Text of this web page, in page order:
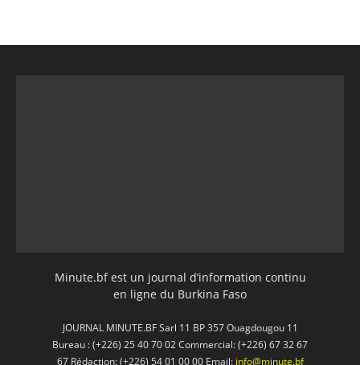
Minute.bf est un journal d’information continu
en ligne du Burkina Faso
JOURNAL MINUTE.BF Sarl 11 BP 357 Ouagdougou 11
Bureau : (+226) 25 40 70 02 Commercial: (+226) 67 32 67
67 Rédaction: (+226) 54 01 00 00 Email: info@minute.bf